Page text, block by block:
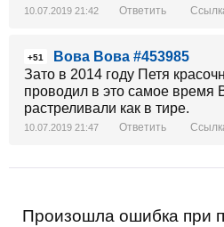
10.07.2019 21:42 Ответить
+51
Вова Вова #453985
Зато в 2014 году Петя
проводил в это самое время
растреливали как в тире.
10.07.2019 21:47 Ответить
Произошла ошибка при